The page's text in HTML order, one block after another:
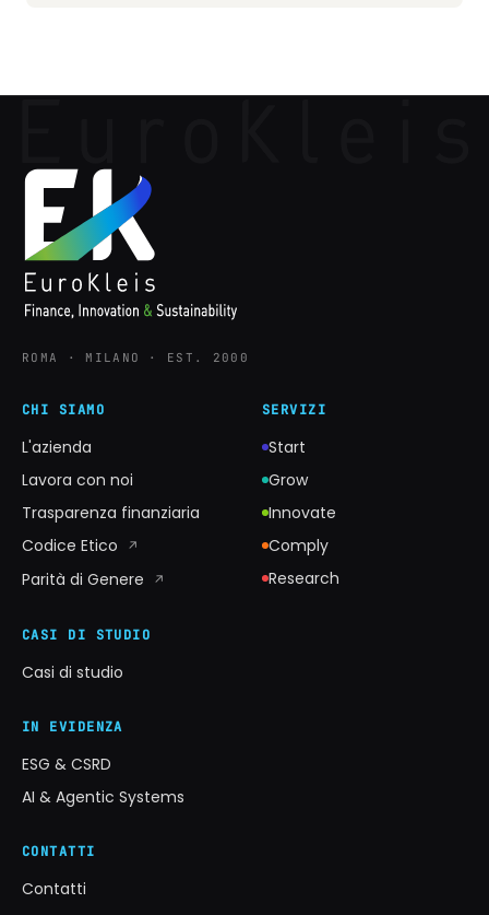
ROMA · MILANO · EST. 2000
CHI SIAMO
L'azienda
Lavora con noi
Trasparenza finanziaria
Codice Etico
↗
Parità di Genere ↗
SERVIZI
Start
Grow
Innovate
Comply
Research
CASI DI STUDIO
Casi di studio
IN EVIDENZA
ESG & CSRD
AI & Agentic Systems
CONTATTI
Contatti